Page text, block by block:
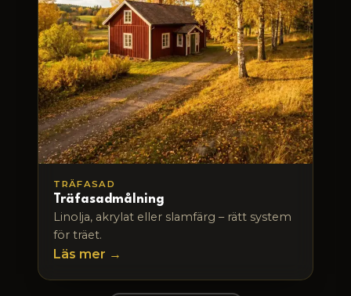
TRÄFASAD
Träfasadmålning
Linolja, akrylat eller slamfärg – rätt system
för träet.
Läs mer →